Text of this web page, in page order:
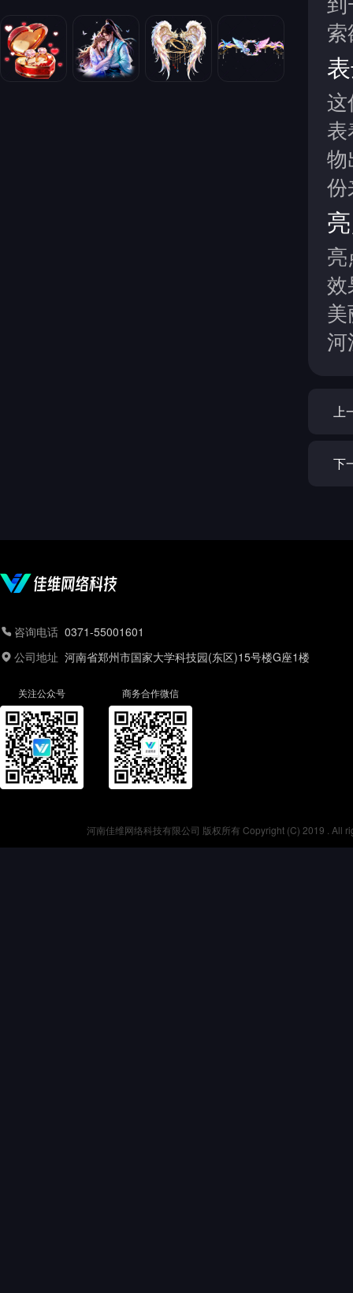
上
下
咨询电话 0371-55001601
公司地址 河南省郑州市国家大学科技园(东区)15号楼G座1楼
关注公众号 商务合作微信
河南佳维网络科技有限公司 版权所有 Copyright (C) 2019 . All